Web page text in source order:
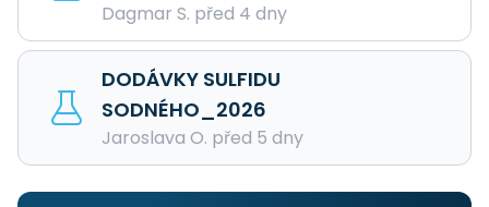
Dagmar S. před 4 dny
DODÁVKY SULFIDU
SODNÉHO_2026
Jaroslava O. před 5 dny